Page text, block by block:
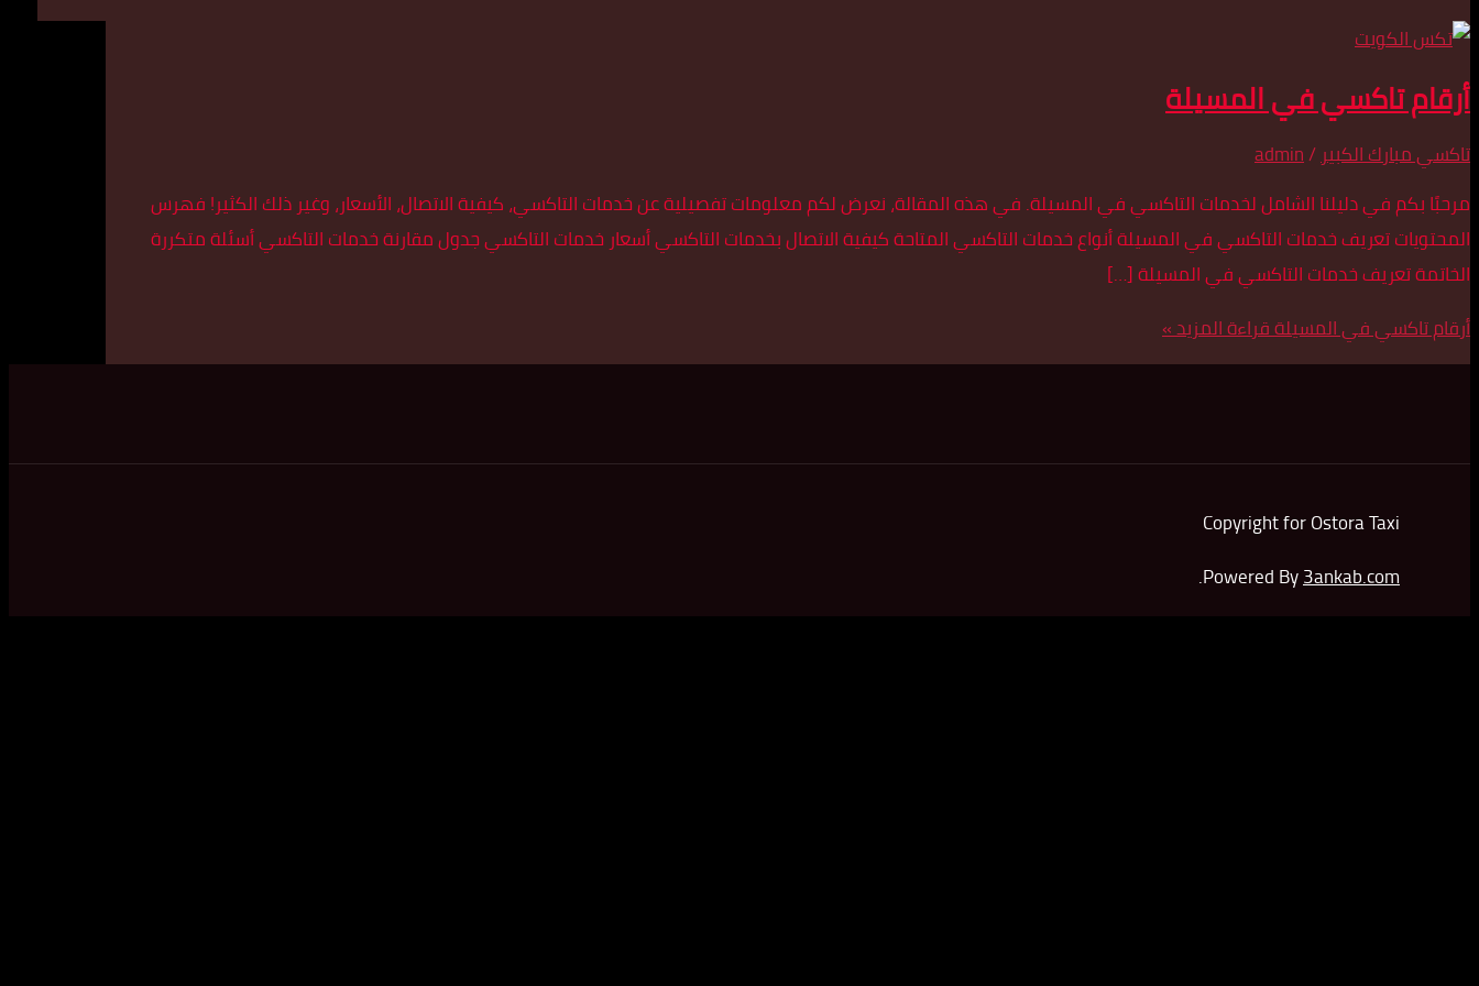
أرقام تاكسي في المسيلة
تاكسي مبارك الكبير/
admin
مرحبًا بكم في دليلنا الشامل لخدمات التاكسي في المسيلة. في هذه المقالة، نعرض لكم معلومات تفصيلية عن خدمات التاكسي، كيفية الاتصال، الأسعار، وغير ذلك الكثير! فهرس
المحتويات تعريف خدمات التاكسي في المسيلة أنواع خدمات التاكسي المتاحة كيفية الاتصال بخدمات التاكسي أسعار خدمات التاكسي جدول مقارنة خدمات التاكسي أسئلة متكررة
الخاتمة تعريف خدمات التاكسي في المسيلة […]
أرقام تاكسي في المسيلةقراءة المزيد »
Copyright for Ostora Taxi
Powered By3ankab.com
.